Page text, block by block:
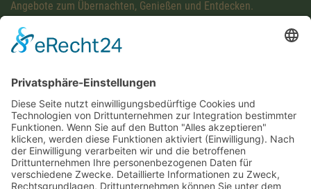
Angebote zum Übernachten, Genießen und Entdecken.